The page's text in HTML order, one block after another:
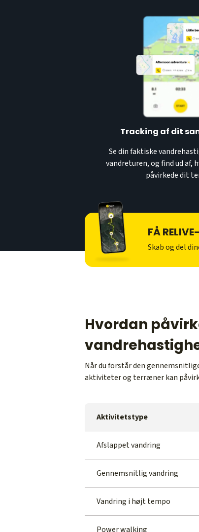
Tracking af dit
Se din faktiske
vandreturen, og find ud
påvirkede dit
FÅ
Skab og del
Hvordan
Når du forstår den
aktiviteter og terræner kan
Aktivitetstype
Afslappet vandring
Gennemsnitlig vandring
Vandring i højt tempo
Power walking